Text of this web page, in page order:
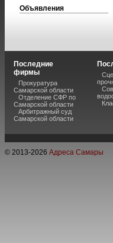
Объявления
Последние
фирмы
Прокуратура
Самарской области
Отделение СФР по
Самарской области
Арбитражный суд
Самарской области
© 2013-2026 Адреса Самары